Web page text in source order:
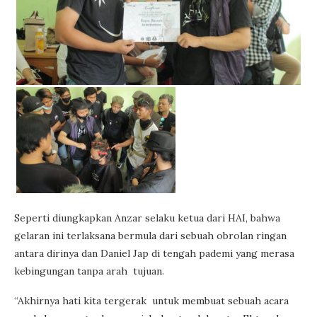
Seperti diungkapkan Anzar selaku ketua dari HAI, bahwa
gelaran ini terlaksana bermula dari sebuah obrolan ringan
antara dirinya dan Daniel Jap di tengah pademi yang merasa
kebingungan tanpa arah tujuan.
“Akhirnya hati kita tergerak untuk membuat sebuah acara